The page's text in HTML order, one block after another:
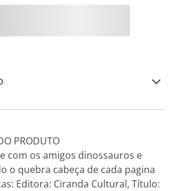
PRODUTO
com os amigos dinossauros e
o quebra cabeça de cada pagina
Editora: Ciranda Cultural, Título: